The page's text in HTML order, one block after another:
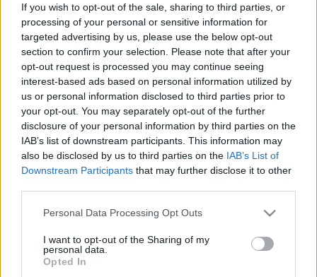
If you wish to opt-out of the sale, sharing to third parties, or
processing of your personal or sensitive information for
targeted advertising by us, please use the below opt-out
section to confirm your selection. Please note that after your
opt-out request is processed you may continue seeing
interest-based ads based on personal information utilized by
us or personal information disclosed to third parties prior to
your opt-out. You may separately opt-out of the further
disclosure of your personal information by third parties on the
IAB’s list of downstream participants. This information may
also be disclosed by us to third parties on the IAB’s List of
Downstream Participants that may further disclose it to other
Please note that this website/app uses one or more Google
not limited to your visit or usage behaviour. You may click to
grant or deny consent to Google and its third-party tags to
use your data for below specified purposes in below Google
Personal Data Processing Opt Outs
I want to opt-out of the Sharing of my
personal data.
Opted In
LEGFRISSEBB
Gyárleállításokkal és átszervezett
termeléssel tehermentesíti a
villamosenergia-rendszert a STRABAG
Országos hírek
Kecskeméten is szakirányú
Egyetem